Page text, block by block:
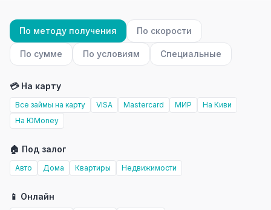
По методу получения По скорости
По сумме По условиям Специальные
💳 На карту
Все займы на карту VISA Mastercard МИР
На Киви
На ЮMoney
🏠 Под залог
Авто Дома Квартиры Недвижимости
📱 Онлайн